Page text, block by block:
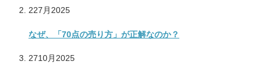
227月 2025
なぜ、「70点の売り方」が正解なのか？
2710月2025